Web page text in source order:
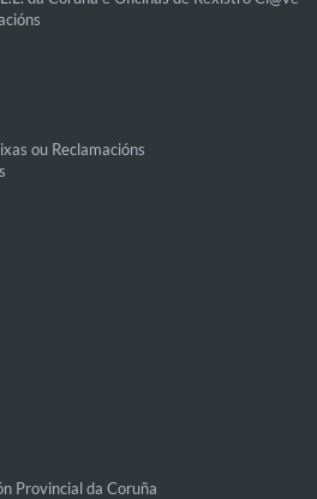
ou Reclamacións
Provincial da Coruña